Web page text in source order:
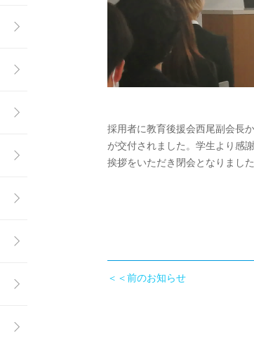
採用者に教育後援会西尾副会長
が交付されました。学生より感
挨拶をいただき閉会となりました
＜＜前のお知らせ